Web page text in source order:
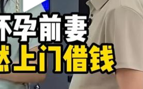
戏不是北上是回归
量发展
”织“皇帝新衣”
导致千万市值蒸发